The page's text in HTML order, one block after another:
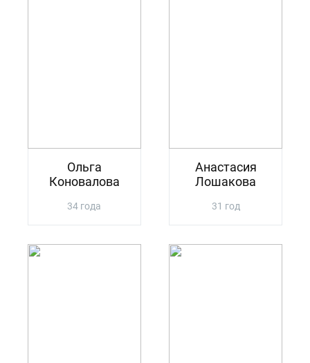
Ольга
Коновалова
34 года
Анастасия
Лошакова
31 год